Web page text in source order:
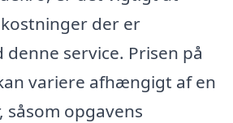
der er
service. Prisen på
variere afhængigt af en
opgavens